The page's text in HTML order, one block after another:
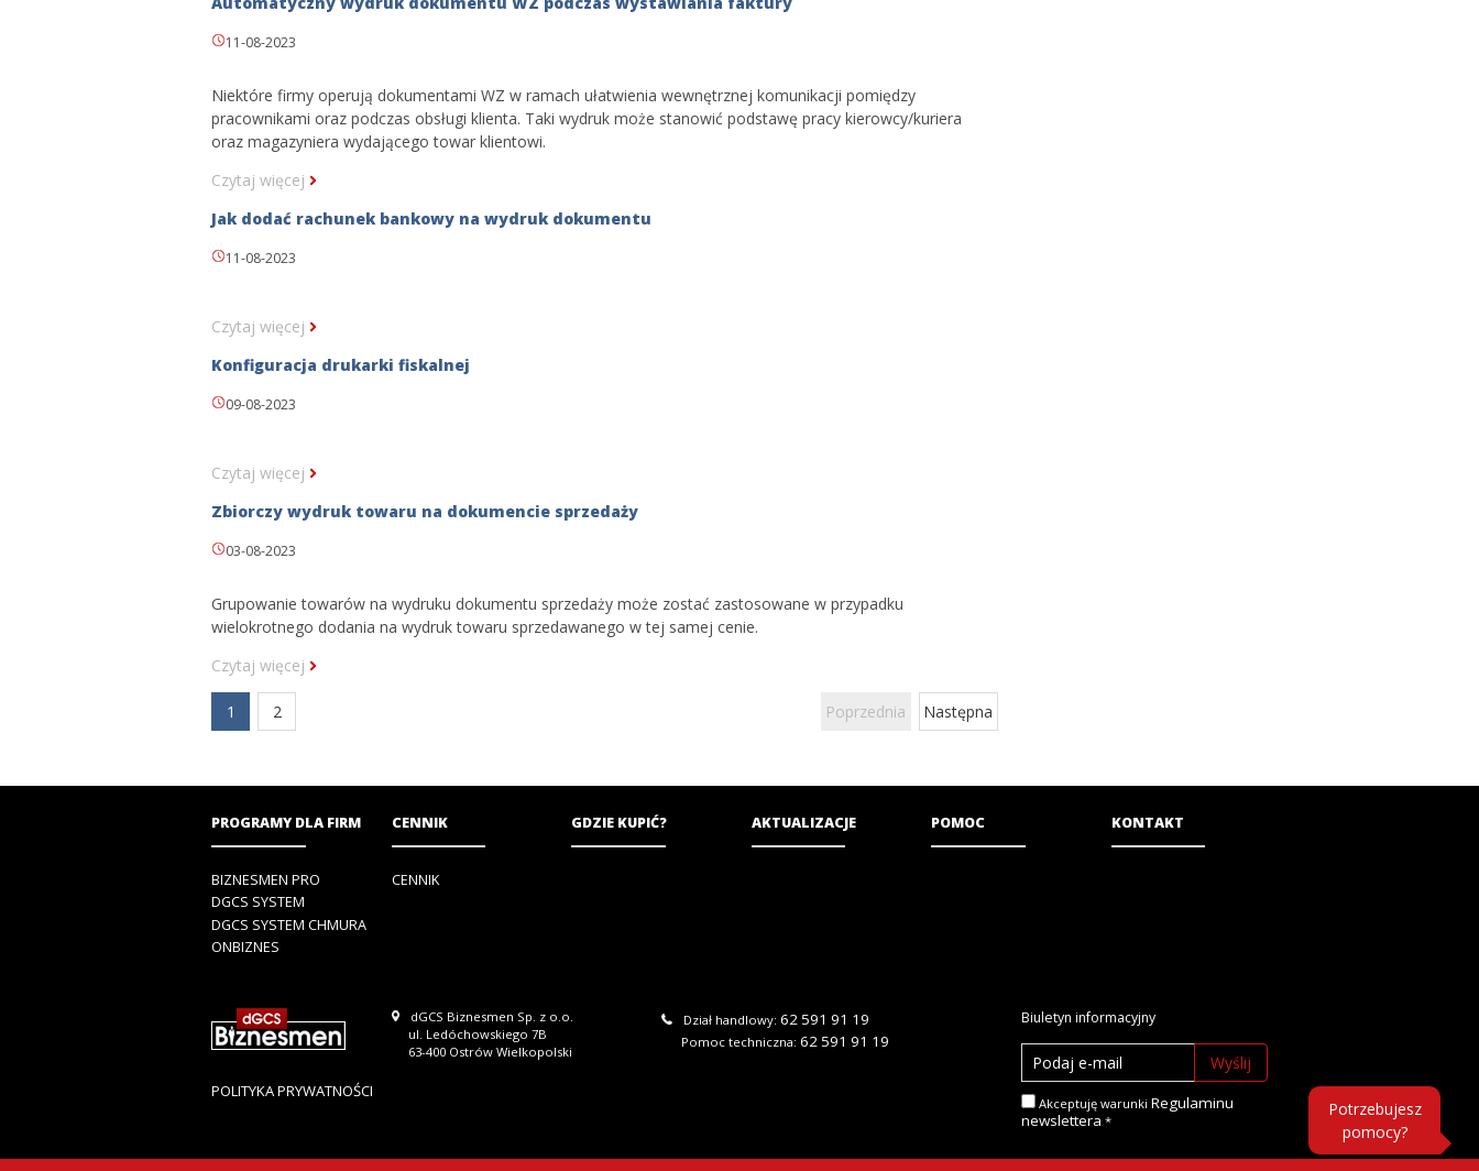
Potrzebujesz
pomocy?
11-08-2023
Niektóre firmy operują dokumentami WZ w ramach ułatwienia wewnętrznej komunikacji pomiędzy
pracownikami oraz podczas obsługi klienta. Taki wydruk może stanowić podstawę pracy kierowcy/kuriera
oraz magazyniera wydającego towar klientowi.
Czytaj więcej
Jak dodać rachunek bankowy na wydruk dokumentu
11-08-2023
Czytaj więcej
Konfiguracja drukarki fiskalnej
09-08-2023
Czytaj więcej
Zbiorczy wydruk towaru na dokumencie sprzedaży
03-08-2023
Grupowanie towarów na wydruku dokumentu sprzedaży może zostać zastosowane w przypadku
wielokrotnego dodania na wydruk towaru sprzedawanego w tej samej cenie.
Czytaj więcej
Poprzednia Następna
1 2
PROGRAMY DLA FIRM
BIZNESMEN PRO
DGCS SYSTEM
DGCS SYSTEM CHMURA
ONBIZNES
CENNIK
CENNIK
GDZIE KUPIĆ? AKTUALIZACJE POMOC KONTAKT
POLITYKA PRYWATNOŚCI
dGCS Biznesmen Sp. z o.o.
ul. Ledóchowskiego 7B
63-400 Ostrów Wielkopolski
Dział handlowy: 62 591 91 19
Pomoc techniczna:62 591 91 19
Biuletyn informacyjny
Wyślij
Akceptuję warunki Regulaminu
newslettera